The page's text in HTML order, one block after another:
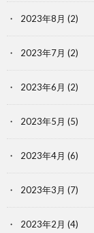
2023年8月 (2)
2023年7月 (2)
2023年6月 (2)
2023年5月 (5)
2023年4月 (6)
2023年3月 (7)
2023年2月 (4)